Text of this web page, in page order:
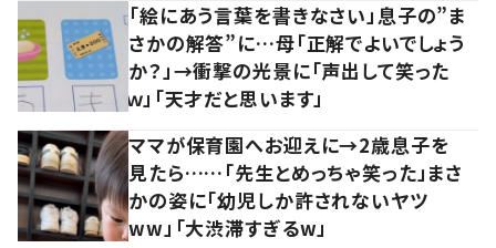
「絵にあう言葉を書きなさい」息子の”ま
さかの解答”に…母「正解でよいでしょう
か？」→衝撃の光景に「声出して笑った
ｗ」「天才だと思います」
ママが保育園へお迎えに→2歳息子を
見たら……「先生とめっちゃ笑った」まさ
かの姿に「幼児しか許されないヤツ
ww」「大渋滞すぎるw」